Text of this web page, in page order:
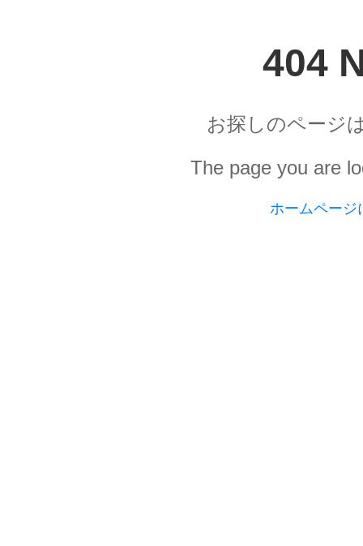
404
お探しのページ
The page you are
ホームページ